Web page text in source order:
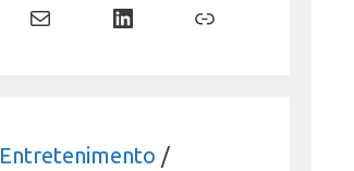
Mail LinkedIn Link
Entretenimento /